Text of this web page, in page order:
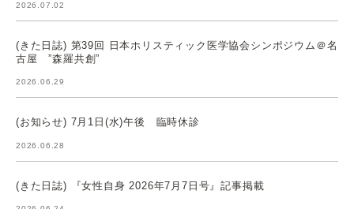
2026.07.02
(きた日誌) 第39回 日本ホリスティック医学協会シンポジウム＠名
古屋 ”森羅共創”
2026.06.29
(お知らせ) 7月1日(水)午後 臨時休診
2026.06.28
(きた日誌) 『女性自身 2026年7月7日号』記事掲載